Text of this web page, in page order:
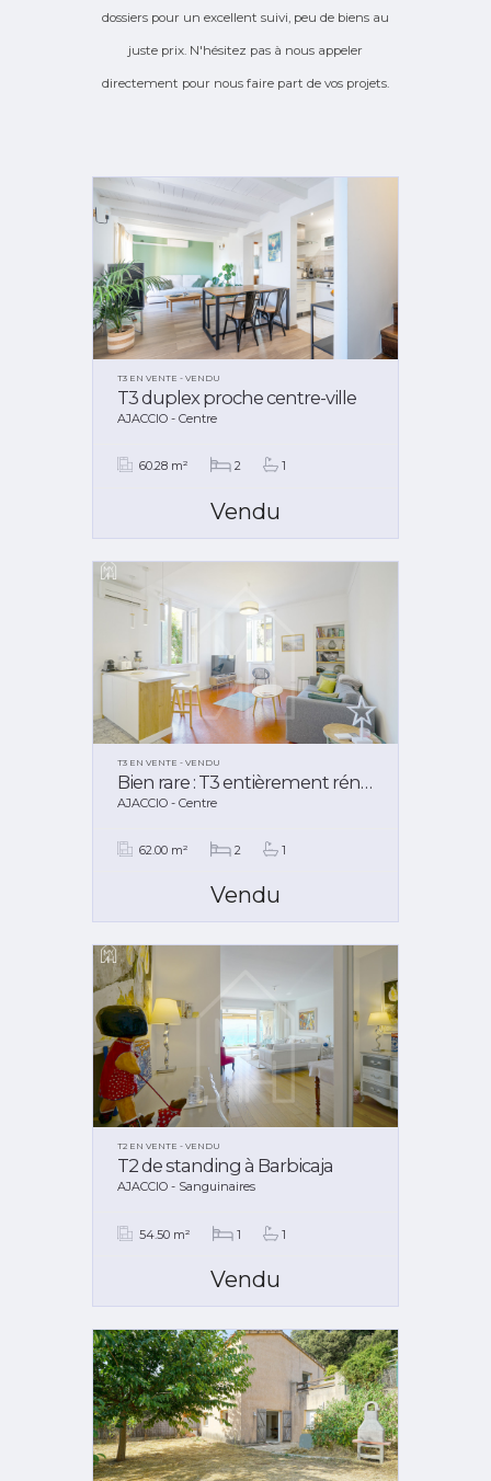
dossiers pour un excellent suivi, peu de biens au
juste prix. N'hésitez pas à nous appeler
directement pour nous faire part de vos projets.
T3 EN VENTE - VENDU
T3 duplex proche centre-ville
AJACCIO - Centre
60.28 m² 2 1
Vendu
T3 EN VENTE - VENDU
Bien rare : T3 entièrement rénové, quartier des Étrangers.
AJACCIO - Centre
62.00 m² 2 1
Vendu
T2 EN VENTE - VENDU
T2 de standing à Barbicaja
AJACCIO - Sanguinaires
54.50 m² 1 1
Vendu